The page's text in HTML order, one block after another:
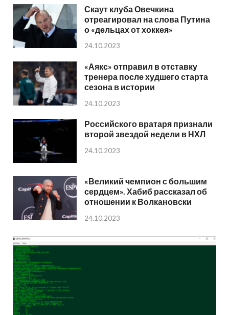
Скаут клуба Овечкина
отреагировал на слова Путина
о «дельцах от хоккея»
24.10.2023
«Аякс» отправил в отставку
тренера после худшего старта
сезона в истории
24.10.2023
Российского вратаря признали
второй звездой недели в НХЛ
24.10.2023
«Великий чемпион с большим
сердцем». Хабиб рассказал об
отношении к Волкановски
24.10.2023